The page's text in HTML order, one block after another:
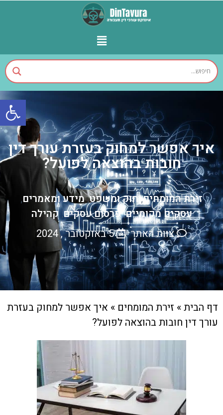
איך אפשר למחוק בעזרת עורך דין
חובות בהוצאה לפועל?
זירת המומחים, חוק ומשפט, מידע ומאמרים,
עסקים מקומיים, פרסום עסקים, קהילה
צוות האתר
5 באוקטובר , 2024
דף הבית» זירת המומחים » איך אפשר למחוק בעזרת
עורך דין חובות בהוצאה לפועל?